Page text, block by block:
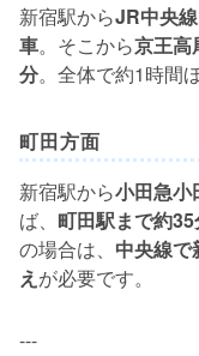
新宿駅からJR中央線
車。そこから京王高
分。全体で約1時間
町田方面
新宿駅から小田急小
ば、 町田駅まで約
の場合は、 中央線
え が必要です。
---